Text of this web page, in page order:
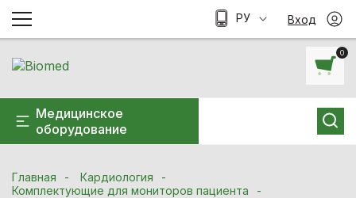
0
Медицинское
оборудование
РУ Вход
Главная
Кардиология
Комплектующие для мониторов пациента